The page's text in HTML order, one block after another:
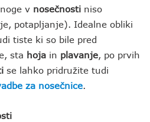
v nosečnosti niso
potapljanje). Idealne obliki
tiste ki so bile pred
sta hoja in plavanje, po prvih
se lahko pridružite tudi
za nosečnice.